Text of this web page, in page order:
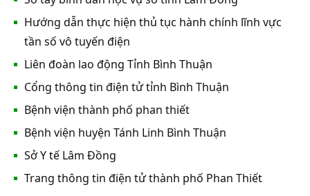
Thư mời báo giá về việc In bìa hồ sơ bệnh án, Sổ
y bạ năm 2026
Thư mời báo giá về việc cung cấp dịch vụ “Bảo
hiểm cháy, nổ bắt buộc năm 2026"
Thư mời báo giá về việc cung cấp hàng hóa
“Bóng đèn đo quang phổ máy xét nghiệm sinh
hóa Erba XL-200 (LAMP-ASSY)
Hướng dẫn thực hiện thủ tục hành chính lĩnh vực
tần số vô tuyến điện
Liên đoàn lao động Tỉnh Bình Thuận
Cổng thông tin điện tử tỉnh Bình Thuận
Bệnh viện thành phố phan thiết
Bệnh viện huyện Tánh Linh Bình Thuận
Sở Y tế Lâm Đồng
Trang thông tin điện tử thành phố Phan Thiết